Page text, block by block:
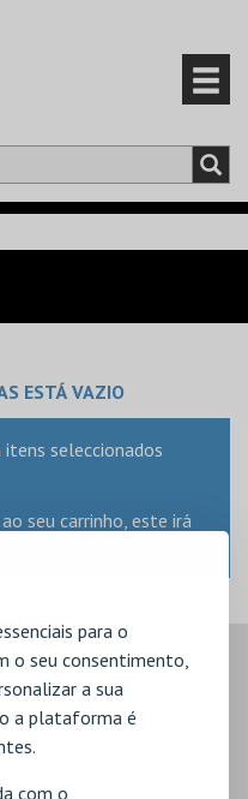
para o
o seu consentimento,
a sua
a plataforma é
com o
ESTÁ VAZIO
seleccionados
seu carrinho, este irá